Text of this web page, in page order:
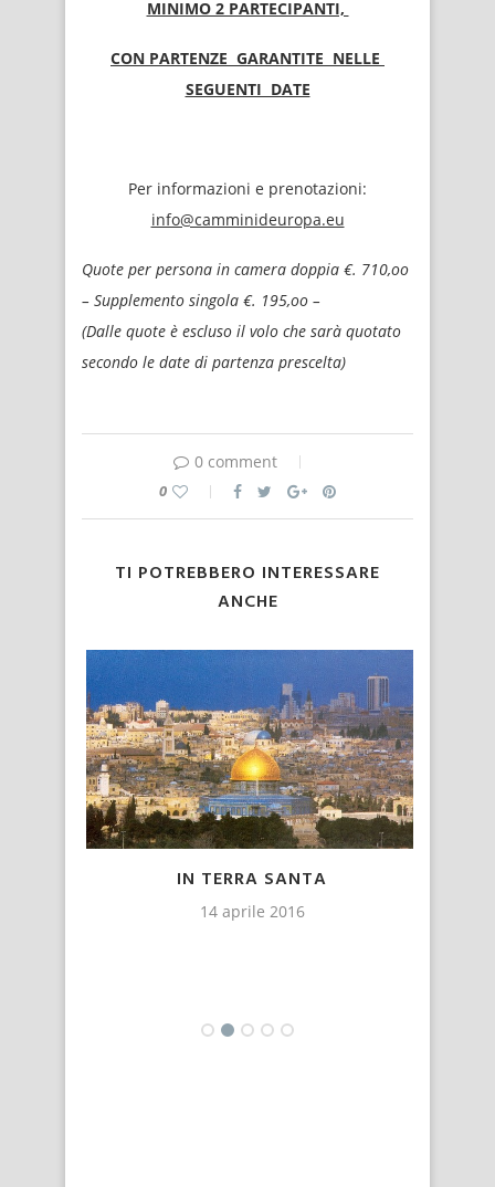
MINIMO 2 PARTECIPANTI,
CON PARTENZE GARANTITE NELLE
SEGUENTI DATE
Per informazioni e prenotazioni:
info@camminideuropa.eu
Quote per persona in camera doppia €. 710,oo
– Supplemento singola €. 195,oo –
(Dalle quote è escluso il volo che sarà quotato
secondo le date di partenza prescelta)
0 comment
0
TI POTREBBERO INTERESSARE
ANCHE
IN TERRA SANTA
14 aprile 2016